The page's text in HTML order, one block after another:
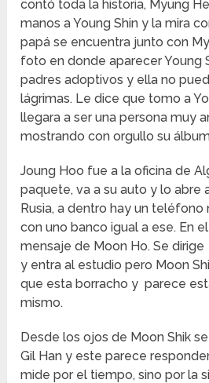
contó toda la historia, Myung
manos a Young Shin y la mira
papá se encuentra junto con
foto en donde aparecer Young
padres adoptivos y ella no
lágrimas. Le dice que tomo a
llegara a ser una persona muy
mostrando con orgullo su
Joung Hoo fue a la oficina de
paquete, va a su auto y lo abre
Rusia, a dentro hay un
con uno banco igual a ese. En
mensaje de Moon Ho. Se
y entra al estudio pero Moon
que esta borracho y parece
mismo.
Desde los ojos de Moon Shik
Gil Han y este parece
mide por el tiempo, sino por la